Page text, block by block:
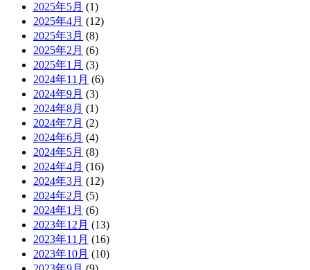
2025年5月 (1)
2025年4月 (12)
2025年3月 (8)
2025年2月 (6)
2025年1月 (3)
2024年11月 (6)
2024年9月 (3)
2024年8月 (1)
2024年7月 (2)
2024年6月 (4)
2024年5月 (8)
2024年4月 (16)
2024年3月 (12)
2024年2月 (5)
2024年1月 (6)
2023年12月 (13)
2023年11月 (16)
2023年10月 (10)